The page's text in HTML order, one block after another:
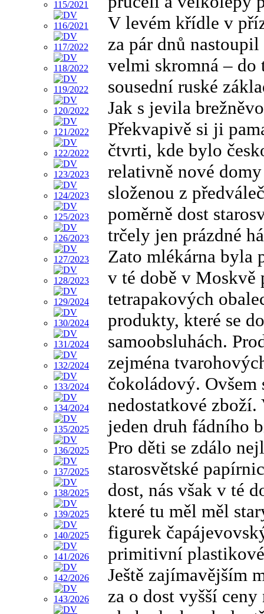
V levém křídle v
za pár dnů
velmi skromná –
sousední ruské
Jak s jevila
Překvapivě si ji
čtvrti, kde bylo
relativně nové
složenou z
poměrně dost
trčely jen prázdné
Zato mlékárna byla
v té době v
tetrapakových
produkty, které se
samoobsluhách.
zejména
čokoládový.
nedostatkové
jeden druh fádního
Pro děti se zdálo
starosvětské
dost, nás však v té
které tu měl měl
figurek
primitivní
Ještě zajímavějším
za o dost vyšší